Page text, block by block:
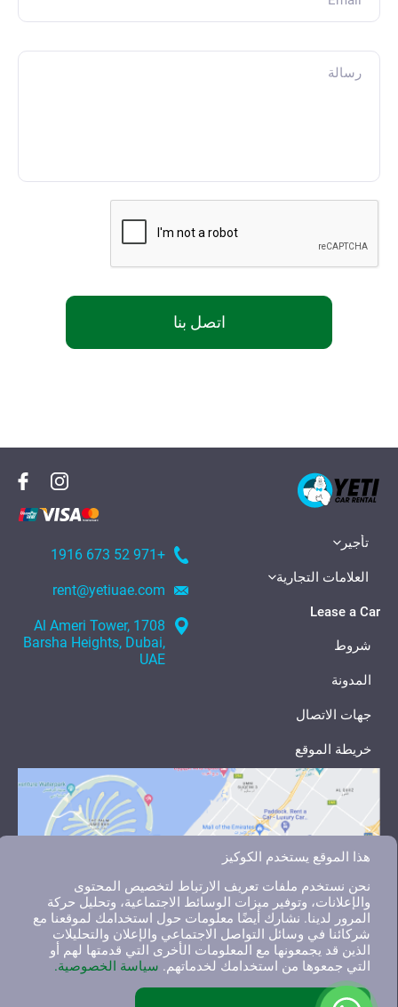
اتصل بنا
تأجير
العلامات التجارية
Lease a Car
شروط
المدونة
جهات الاتصال
خريطة الموقع
+971 52 673 1916
rent@yetiuae.com
1708 Al Ameri Tower,
Barsha Heights, Dubai,
UAE
English العربيةРусский
هذا الموقع يستخدم الكوكيز
نحن نستخدم ملفات تعريف الارتباط لتخصيص المحتوى
والإعلانات، وتوفير ميزات الوسائط الاجتماعية، وتحليل حركة
المرور لدينا. نشارك أيضًا معلومات حول استخدامك لموقعنا مع
شركائنا في وسائل التواصل الاجتماعي والإعلان والتحليلات
الذين قد يجمعونها مع المعلومات الأخرى التي قدمتها لهم أو
التي جمعوها من استخدامك لخدماتهم. سياسة الخصوصية.